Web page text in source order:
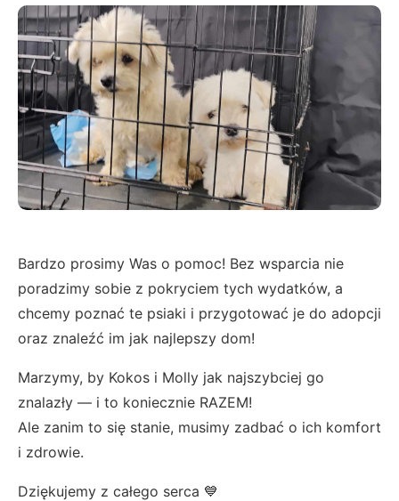
Bardzo prosimy Was o pomoc! Bez wsparcia nie
poradzimy sobie z pokryciem tych wydatków, a
chcemy poznać te psiaki i przygotować je do adopcji
oraz znaleźć im jak najlepszy dom!
Marzymy, by Kokos i Molly jak najszybciej go
znalazły — i to koniecznie RAZEM!
Ale zanim to się stanie, musimy zadbać o ich komfort
i zdrowie.
Dziękujemy z całego serca 💙